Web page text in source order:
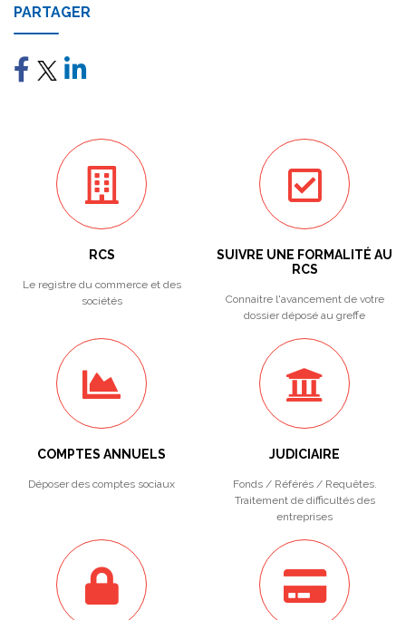
PARTAGER
RCS
Le registre du commerce et des
sociétés
SUIVRE UNE FORMALITÉ AU
RCS
Connaitre l'avancement de votre
dossier déposé au greffe
COMPTES ANNUELS
Déposer des comptes sociaux
JUDICIAIRE
Fonds / Référés / Requêtes.
Traitement de difficultés des
entreprises